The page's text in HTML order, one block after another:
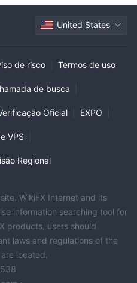
United States
de risco Termos de uso
de busca
Oficial EXPO
VPS
Regional
WikiFX Internet and its
information searching tool for
products, users should
laws and regulations of the
located.